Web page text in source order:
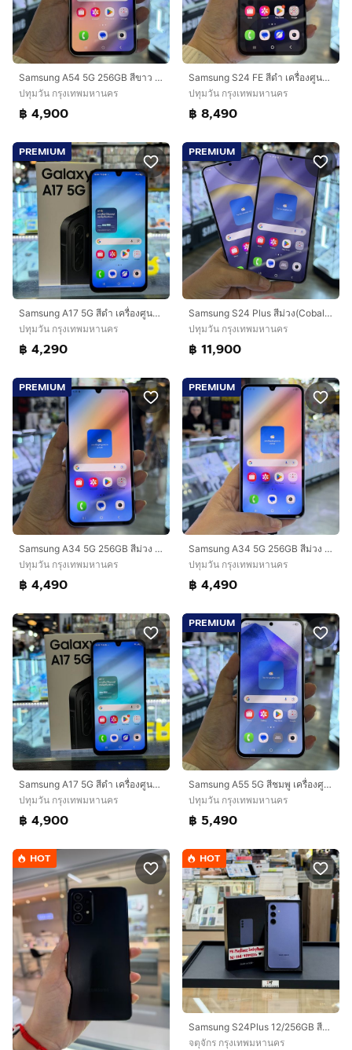
Samsung A54 5G 256GB สีขาว เครื่องศูนย์ สภาพสวยมาก จอ6.4นิ้ว แรม8รอม256 กล้อง50ล้าน(3ตัว)
ปทุมวัน กรุงเทพมหานคร
฿ 4,900
Samsung S24 FE สีดำ เครื่องศูนย์ สภาพสวยมากๆ จอ6.7นิ้ว แรม8รอม128 กล้อง50ล้าน(3ตัว)🔥🔥
ปทุมวัน กรุงเทพมหานคร
฿ 8,490
PREMIUM
Samsung A17 5G สีดำ เครื่องศูนย์ สภาพสวย ขอบบอดี้มีรอย จอ6.7นิ้ว แรม8รอม128 กล้อง50ล้าน(3ตัว) ประกันศูนย์ยาวๆ🔥🔥
ปทุมวัน กรุงเทพมหานคร
฿ 4,290
PREMIUM
Samsung S24 Plus สีม่วง(Cobalt Violet) เครื่องศูนย์ สภาพสวยมากๆ จอ6.7นิ้ว แรม12รอม256 กล้อง50ล้าน(3ตัว)🔥🔥
ปทุมวัน กรุงเทพมหานคร
฿ 11,900
PREMIUM
Samsung A34 5G 256GB สีม่วง เครื่องศูนย์ สภาพสวยมากๆ จอ6.6นิ้ว แรม8รอม256 Dimensity1080 กล้อง48ล้าน(3ตัว)🥰🥰
ปทุมวัน กรุงเทพมหานคร
฿ 4,490
PREMIUM
Samsung A34 5G 256GB สีม่วง เครื่องศูนย์ สภาพสวยมากๆ จอ6.6นิ้ว แรม8รอม256 Dimensity1080 กล้อง48ล้าน(3ตัว)🔥🔥
ปทุมวัน กรุงเทพมหานคร
฿ 4,490
Samsung A17 5G สีดำ เครื่องศูนย์ สภาพสวยมาก จอ6.7นิ้ว แรม8รอม128 กล้อง50ล้าน(3ตัว) ประกันศูนย์ยาวๆ🥰🥰
ปทุมวัน กรุงเทพมหานคร
฿ 4,900
PREMIUM
Samsung A55 5G สีชมพู เครื่องศูนย์ สภาพสวยมาก จอ6.6นิ้ว แรม8รอม128 กล้อง50ล้าน(3ตัว)🔥🔥
ปทุมวัน กรุงเทพมหานคร
฿ 5,490
HOT HOT
Samsung S24Plus 12/256GB สีม่วง
จตุจักร กรุงเทพมหานคร